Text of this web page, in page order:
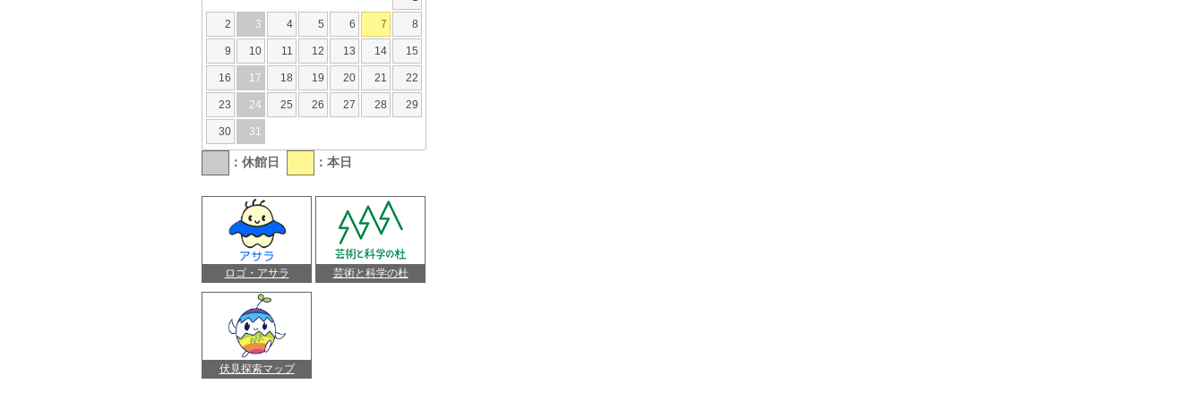
2 3 4 5 6 7 8
9 10 11 12 13 14 15
16 17 18 19 20 21 22
23 24 25 26 27 28 29
30 31
：休館日 ：本日
ロゴ・アサラ 芸術と科学の杜
伏見探索マップ